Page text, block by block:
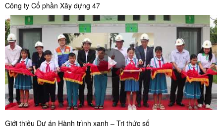
Công ty Cổ phần Xây dựng 47
Giới thiệu Dự án Hành trình xanh – Tri thức số